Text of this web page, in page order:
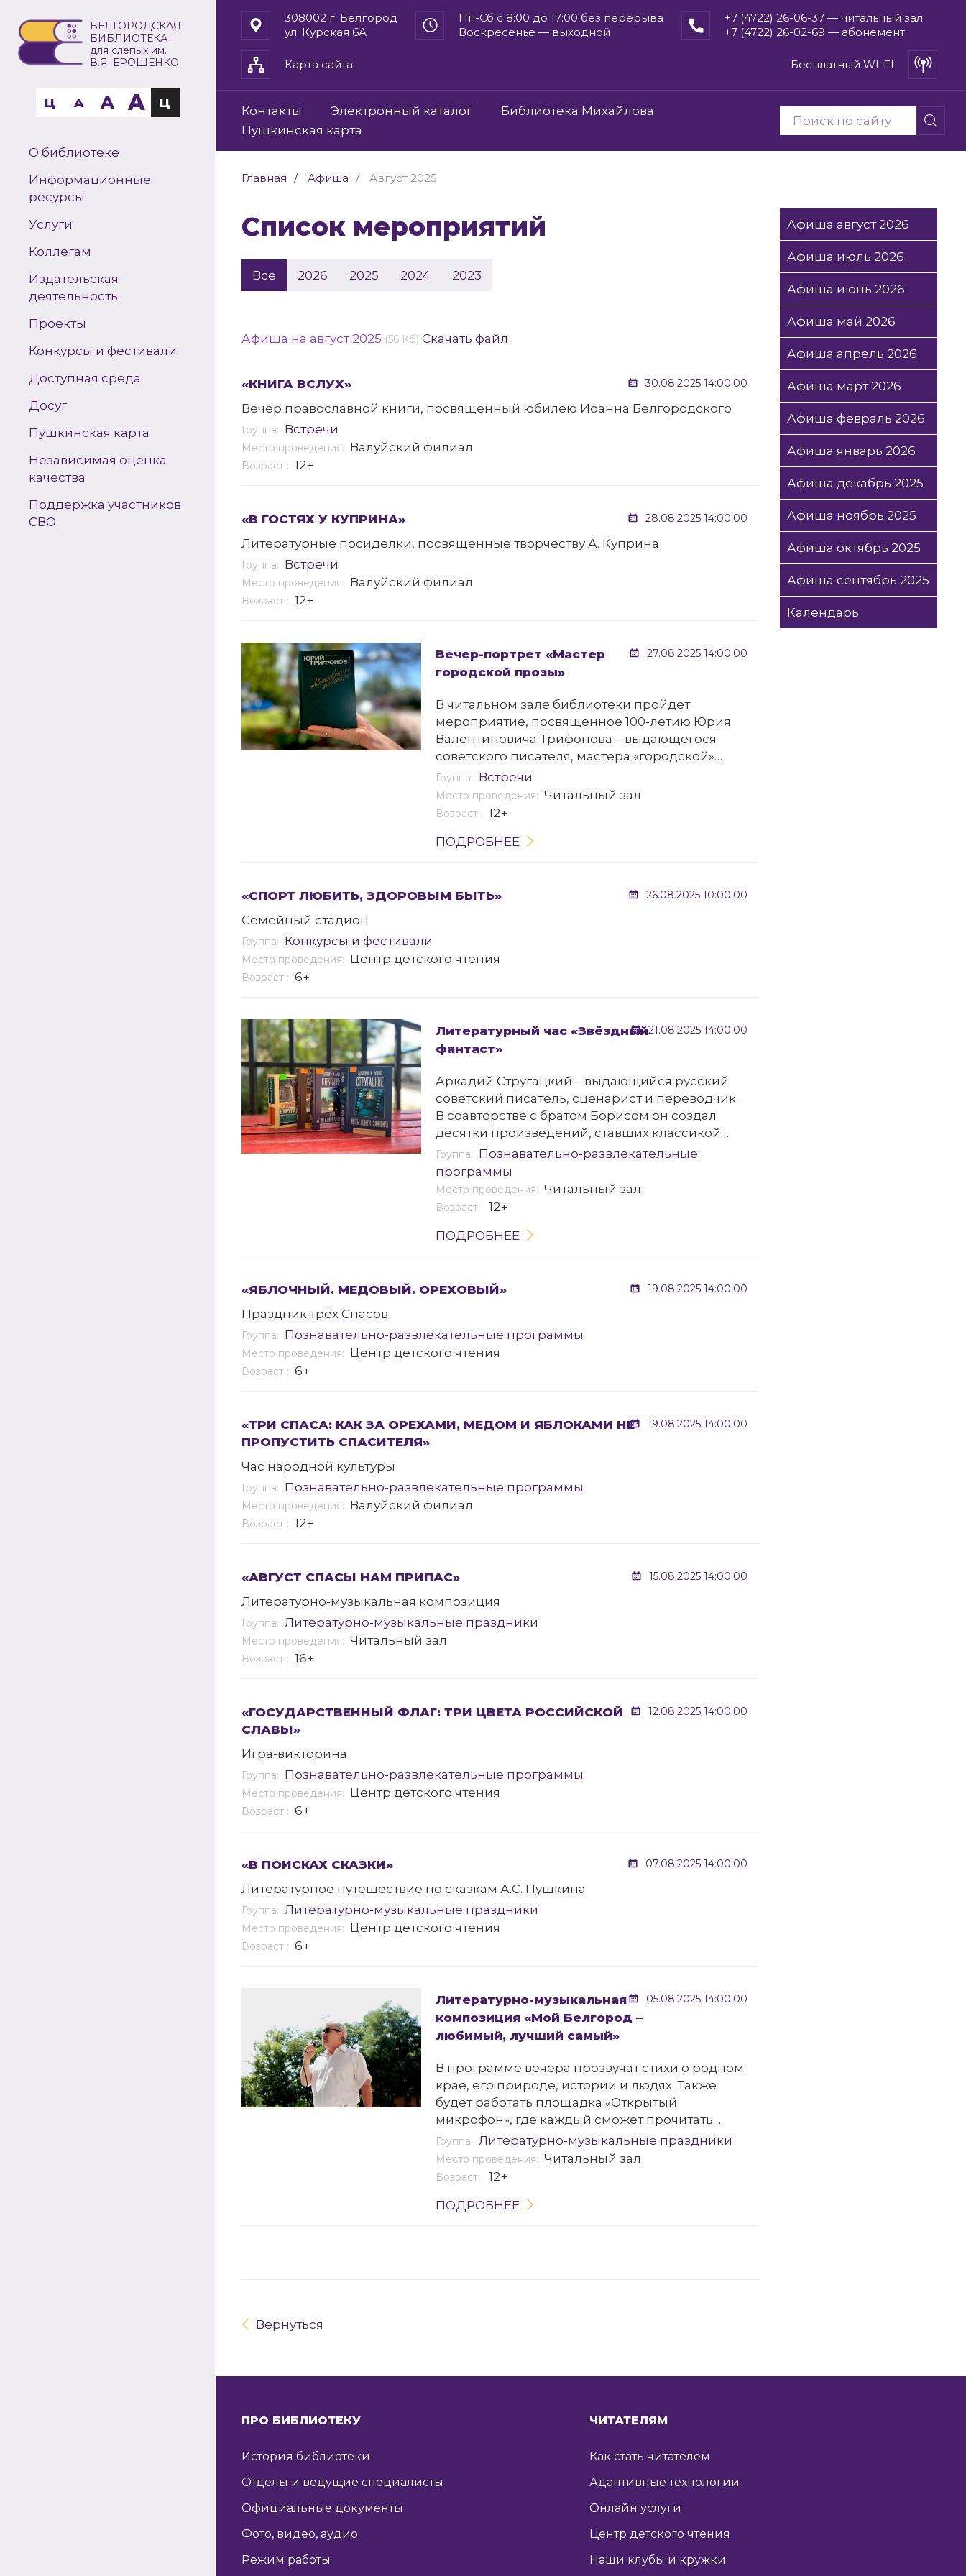
БЕЛГОРОДСКАЯ
БИБЛИОТЕКА
для слепых им.
В.Я. ЕРОШЕНКО
Ц A A A Ц
О библиотеке
Информационные
ресурсы
Услуги
Коллегам
Издательская
деятельность
Проекты
Конкурсы и фестивали
Доступная среда
Досуг
Пушкинская карта
Независимая оценка
качества
Поддержка участников
СВО
308002 г. Белгород
ул. Курская 6А
Пн-Сб с 8:00 до 17:00 без перерыва
Воскресенье — выходной
+7 (4722) 26-06-37 — читальный зал
+7 (4722) 26-02-69 — абонемент
Карта сайта Бесплатный WI-FI
Контакты Электронный каталог
Библиотека Михайлова
Пушкинская карта
Главная Афиша Август 2025
Список мероприятий
Все 2026 2025 2024 2023
Афиша на август 2025 (56 Кб) Скачать файл
30.08.2025 14:00:00
«КНИГА ВСЛУХ»
Вечер православной книги, посвященный юбилею Иоанна Белгородского
Группа: Встречи
Место проведения: Валуйский филиал
Возраст : 12+
28.08.2025 14:00:00
«В ГОСТЯХ У КУПРИНА»
Литературные посиделки, посвященные творчеству А. Куприна
Группа: Встречи
Место проведения: Валуйский филиал
Возраст : 12+
27.08.2025 14:00:00
Вечер-портрет «Мастер
городской прозы»
В читальном зале библиотеки пройдет
мероприятие, посвященное 100-летию Юрия
Валентиновича Трифонова – выдающегося
советского писателя, мастера «городской»
прозы, переводчика, публициста и сценариста.
Группа: Встречи
Место проведения: Читальный зал
Возраст : 12+
ПОДРОБНЕЕ
26.08.2025 10:00:00
«СПОРТ ЛЮБИТЬ, ЗДОРОВЫМ БЫТЬ»
Семейный стадион
Группа: Конкурсы и фестивали
Место проведения: Центр детского чтения
Возраст : 6+
21.08.2025 14:00:00
Литературный час «Звёздный
фантаст»
Аркадий Стругацкий – выдающийся русский
советский писатель, сценарист и переводчик.
В соавторстве с братом Борисом он создал
десятки произведений, ставших классикой
научной и социальной фантастики.
Группа: Познавательно-развлекательные
программы
Место проведения: Читальный зал
Возраст : 12+
ПОДРОБНЕЕ
19.08.2025 14:00:00
«ЯБЛОЧНЫЙ. МЕДОВЫЙ. ОРЕХОВЫЙ»
Праздник трёх Спасов
Группа: Познавательно-развлекательные программы
Место проведения: Центр детского чтения
Возраст : 6+
19.08.2025 14:00:00
«ТРИ СПАСА: КАК ЗА ОРЕХАМИ, МЕДОМ И ЯБЛОКАМИ НЕ
ПРОПУСТИТЬ СПАСИТЕЛЯ»
Час народной культуры
Группа: Познавательно-развлекательные программы
Место проведения: Валуйский филиал
Возраст : 12+
15.08.2025 14:00:00
«АВГУСТ СПАСЫ НАМ ПРИПАС»
Литературно-музыкальная композиция
Группа: Литературно-музыкальные праздники
Место проведения: Читальный зал
Возраст : 16+
12.08.2025 14:00:00
«ГОСУДАРСТВЕННЫЙ ФЛАГ: ТРИ ЦВЕТА РОССИЙСКОЙ
СЛАВЫ»
Игра-викторина
Группа: Познавательно-развлекательные программы
Место проведения: Центр детского чтения
Возраст : 6+
07.08.2025 14:00:00
«В ПОИСКАХ СКАЗКИ»
Литературное путешествие по сказкам А.С. Пушкина
Группа: Литературно-музыкальные праздники
Место проведения: Центр детского чтения
Возраст : 6+
05.08.2025 14:00:00
Литературно-музыкальная
композиция «Мой Белгород –
любимый, лучший самый»
В программе вечера прозвучат стихи о родном
крае, его природе, истории и людях. Также
будет работать площадка «Открытый
микрофон», где каждый сможет прочитать
стихи о любимом городе, в том числе строки
собственного сочинения.
Группа: Литературно-музыкальные праздники
Место проведения: Читальный зал
Возраст : 12+
ПОДРОБНЕЕ
Вернуться
Афиша август 2026
Афиша июль 2026
Афиша июнь 2026
Афиша май 2026
Афиша апрель 2026
Афиша март 2026
Афиша февраль 2026
Афиша январь 2026
Афиша декабрь 2025
Афиша ноябрь 2025
Афиша октябрь 2025
Афиша сентябрь 2025
Календарь
ПРО БИБЛИОТЕКУ
История библиотеки
Отделы и ведущие специалисты
Официальные документы
Фото, видео, аудио
Режим работы
ЧИТАТЕЛЯМ
Как стать читателем
Адаптивные технологии
Онлайн услуги
Центр детского чтения
Наши клубы и кружки